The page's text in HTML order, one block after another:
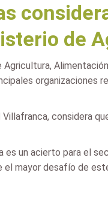
de
organizaciones
considera
es un acierto para el
mayor desafío de